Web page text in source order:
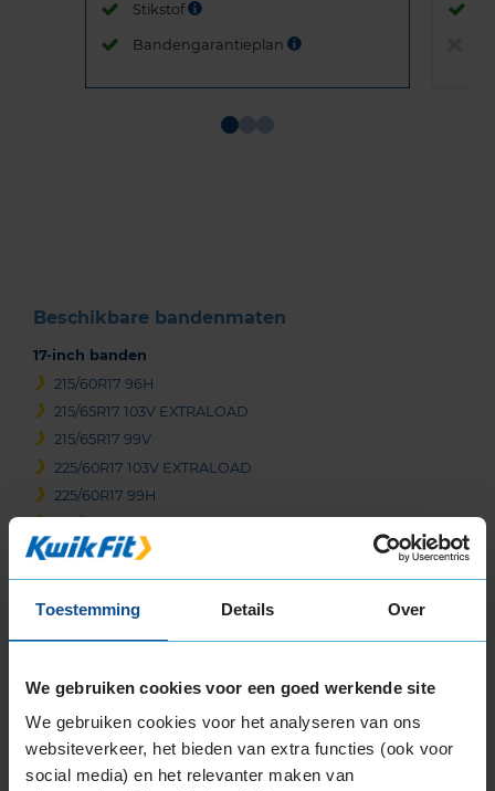
Toestemming Details Over
We gebruiken cookies voor een goed werkende site
We gebruiken cookies voor het analyseren van ons
websiteverkeer, het bieden van extra functies (ook voor
social media) en het relevanter maken van
Stikstof
Bandengarantieplan
Beschikbare bandenmaten
17-inch banden
215/60R17 96H
215/65R17 103V EXTRALOAD
215/65R17 99V
225/60R17 103V EXTRALOAD
225/60R17 99H
225/65R17 106H EXTRALOAD
235/45R17 97H EXTRALOAD
235/45R17 97V EXTRALOAD
235/50R17 100V EXTRALOAD
235/55R17 99H
235/60R17 106H EXTRALOAD
235/65R17 108V EXTRALOAD
245/40R17 95V EXTRALOAD